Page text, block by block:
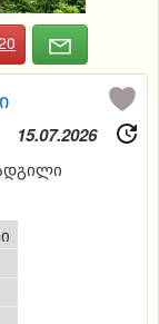
15.07.2026